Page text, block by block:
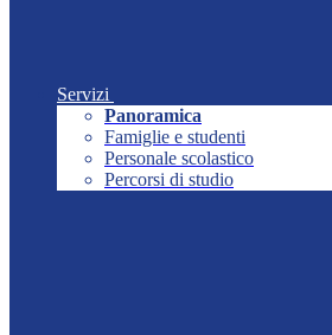
Servizi
Panoramica
Famiglie e studenti
Personale scolastico
Percorsi di studio